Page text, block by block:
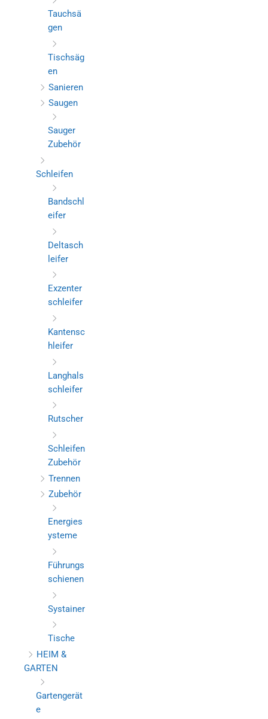
Tauchsä
gen
Tischsäg
en
Sanieren
Saugen
Sauger
Zubehör
Schleifen
Bandschl
eifer
Deltasch
leifer
Exzenter
schleifer
Kantensc
hleifer
Langhals
schleifer
Rutscher
Schleifen
Zubehör
Trennen
Zubehör
Energies
ysteme
Führungs
schienen
Systainer
Tische
HEIM &
GARTEN
Gartengerät
e